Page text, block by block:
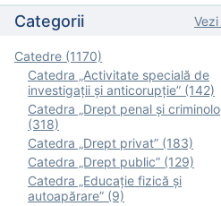
Categorii
Catedre (1170)
Catedra „Activitate specială de
investigaţii şi anticorupție” (142)
Catedra „Drept penal și
(318)
Catedra „Drept privat” (183)
Catedra „Drept public” (129)
Catedra „Educație fizică şi
autoapărare” (9)